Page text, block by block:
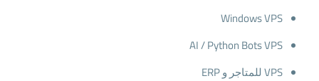
Windows VPS
AI / Python Bots VPS
VPS للمتاجر و ERP